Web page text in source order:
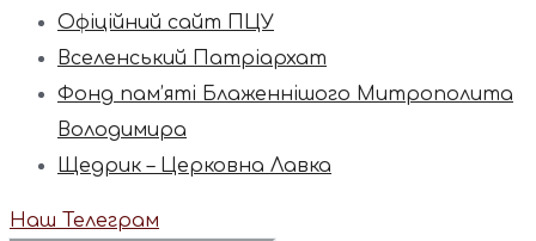
Офіційний сайт ПЦУ
Вселенський Патріархат
Фонд пам’яті Блаженнішого Митрополита
Володимира
Щедрик – Церковна Лавка
Наш Телеграм